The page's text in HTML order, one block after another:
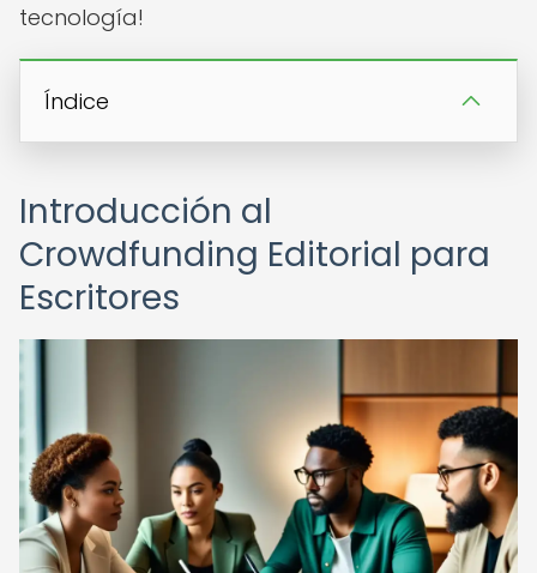
tecnología!
Índice
Introducción al
Crowdfunding Editorial para
Escritores